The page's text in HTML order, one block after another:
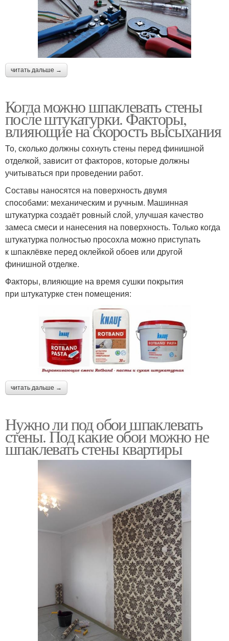
читать дальше →
Когда можно шпаклевать стены
после штукатурки. Факторы,
влияющие на скорость высыхания
То, сколько должны сохнуть стены перед финишной
отделкой, зависит от факторов, которые должны
учитываться при проведении работ.
Составы наносятся на поверхность двумя
способами: механическим и ручным. Машинная
штукатурка создаёт ровный слой, улучшая качество
замеса смеси и нанесения на поверхность. Только когда
штукатурка полностью просохла можно приступать
к шпаклёвке перед оклейкой обоев или другой
финишной отделке.
Факторы, влияющие на время сушки покрытия
при штукатурке стен помещения:
читать дальше →
Нужно ли под обои шпаклевать
стены. Под какие обои можно не
шпаклевать стены квартиры